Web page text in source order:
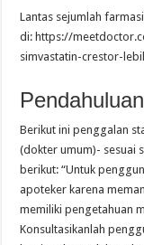
Lantas sejumlah
di: https://
simvastatin-crestor-
Pendahuluan
Berikut ini penggalan
(dokter umum)- sesuai
berikut: “Untuk
apoteker karena
memiliki pengetahuan
Konsultasikanlah